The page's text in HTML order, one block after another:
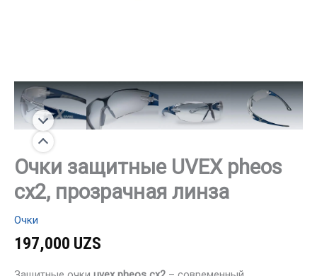
Очки защитные UVEX pheos
сх2, прозрачная линза
Очки
197,000 UZS